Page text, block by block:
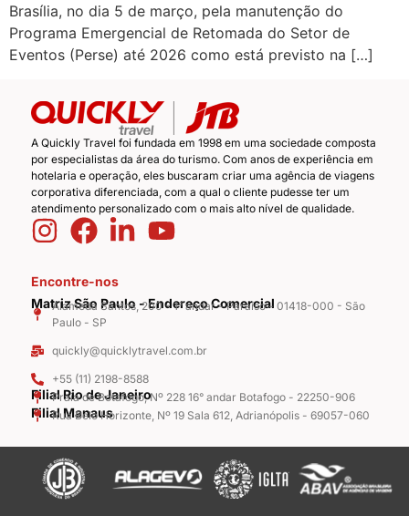
Brasília, no dia 5 de março, pela manutenção do
Programa Emergencial de Retomada do Setor de
Eventos (Perse) até 2026 como está previsto na […]
A Quickly Travel foi fundada em 1998 em uma sociedade composta
por especialistas da área do turismo. Com anos de experiência em
hotelaria e operação, eles buscaram criar uma agência de viagens
corporativa diferenciada, com a qual o cliente pudesse ter um
atendimento personalizado com o mais alto nível de qualidade.
Encontre-nos
Matriz São Paulo - Endereço Comercial
Alameda Santos, 200 - 1° andar - Paraíso - 01418-000 - São
Paulo - SP
quickly@quicklytravel.com.br
+55 (11) 2198-8588
Filial Rio de Janeiro
Praia de Botafogo, Nº 228 16° andar Botafogo - 22250-906
Filial Manaus
Rua Belo Horizonte, Nº 19 Sala 612, Adrianópolis - 69057-060